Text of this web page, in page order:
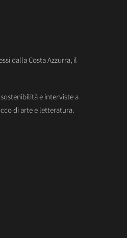
dalla Costa Azzurra, il
e interviste a
di arte e letteratura.